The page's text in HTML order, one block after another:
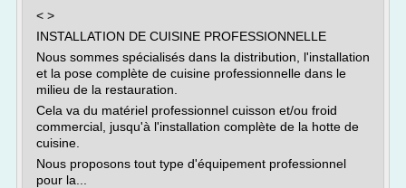
< >
INSTALLATION DE CUISINE PROFESSIONNELLE
Nous sommes spécialisés dans la distribution, l'installation
et la pose complète de cuisine professionnelle dans le
milieu de la restauration.
Cela va du matériel professionnel cuisson et/ou froid
commercial, jusqu'à l'installation complète de la hotte de
cuisine.
Nous proposons tout type d'équipement professionnel
pour la...